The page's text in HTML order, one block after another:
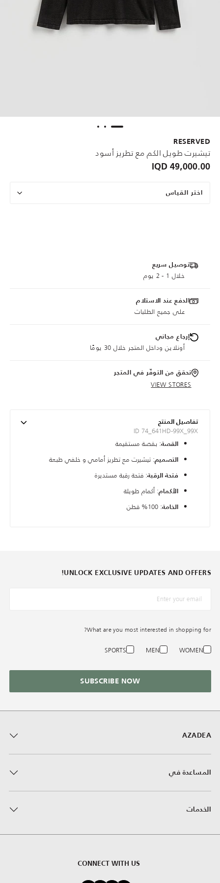
RESERVED
تيشيرت طويل الكم مع تطريز أسود
49,000.00 IQD
اختر القياس
توصيل سريع
خلال 1 - 2 يوم
الدفع عند الاستلام
على جميع الطلبات
إرجاع مجاني
أونلاين وداخل المتجر خلال 30 يومًا
تحقق من التوفّر في المتجر
VIEW STORES
تفاصيل المنتج
ID 74_641HD-99X_99X
القصة: بقصة مستقيمة
التصميم: تيشيرت مع تطريز أمامي و خلفي طبعة
فتحة الرقبة: فتحة رقبة مستديرة
الأكمام: أكمام طويلة
الخامة: 100% قطن
AZADEA
المساعدة في
الخدمات
CONNECT WITH US
UNLOCK EXCLUSIVE UPDATES AND OFFERS!
*البريد الإلكترونيّ
What are you most interested in shopping for?
WOMEN
MEN
SPORTS
SUBSCRIBE NOW